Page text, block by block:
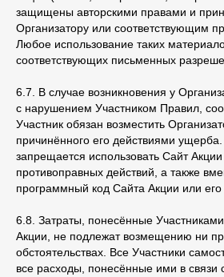
защищены авторскими правами и
Организатору или соответствующим
Любое использование таких
соответствующих письменных
6.7. В случае возникновения у
с нарушением Участником Правил,
Участник обязан возместить
причинённого его действиями ущерба.
запрещается использовать Сайт
противоправных действий, а также
программный код Сайта Акции или его
6.8. Затраты, понесённые
Акции, не подлежат возмещению ни
обстоятельствах. Все Участники
все расходы, понесённые ими в связи